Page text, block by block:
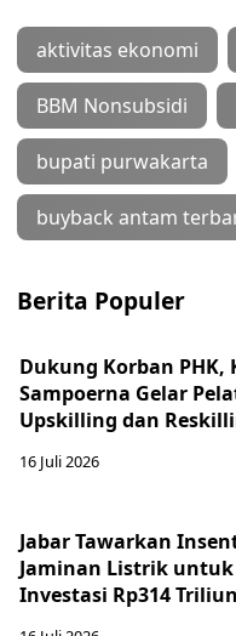
aktivitas ekonomi
BBM Nonsubsidi
bupati purwakarta
buyback antam
Berita Populer
Dukung Korban PHK,
Sampoerna Gelar
Upskilling dan
16 Juli 2026
Jabar Tawarkan
Jaminan Listrik untuk
Investasi Rp314 Triliun